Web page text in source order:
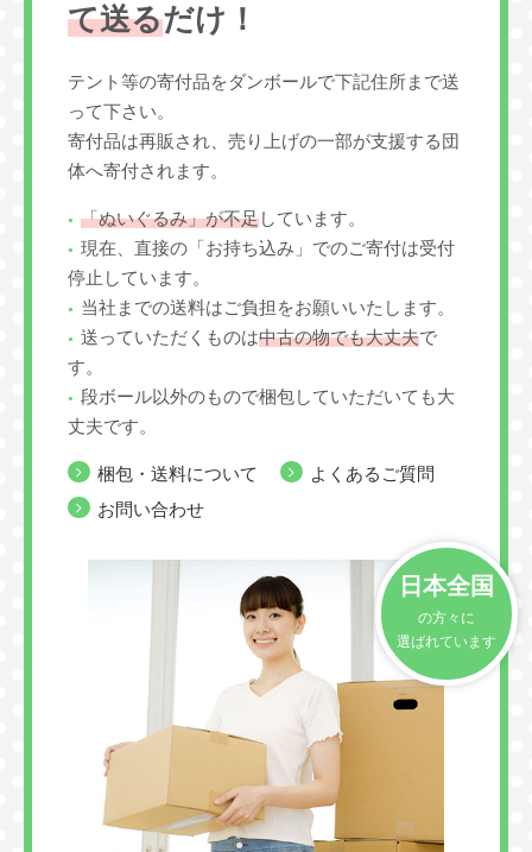
て送るだけ！
テント等の寄付品をダンボールで下記住所まで送
って下さい。
寄付品は再販され、売り上げの一部が支援する団
体へ寄付されます。
「ぬいぐるみ」が不足しています。
現在、直接の「お持ち込み」でのご寄付は受付
停止しています。
当社までの送料はご負担をお願いいたします。
送っていただくものは中古の物でも大丈夫で
す。
段ボール以外のもので梱包していただいても大
丈夫です。
梱包・送料について
よくあるご質問
お問い合わせ
日本全国
の方々に
選ばれています